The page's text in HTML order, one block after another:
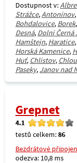
Dostupnost v:
Strážce,Antonínov,
Bohdalovice, Borek,
Desná, Dolní Černá
Hamštejn, Haratice,
Horská Kamenice,
Huť, Chlístov,
Paseky, Janov nad
Grepnet
4.1
testů celkem:86
Bezdrátové
odezva: 10,8 ms